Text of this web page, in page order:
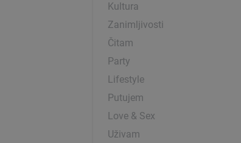
Kultura
Zanimljivosti
Čitam
Party
Lifestyle
Putujem
Love & Sex
Uživam